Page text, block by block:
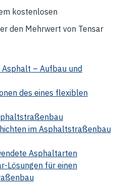
kostenlosen
den Mehrwert von Tensar
– Aufbau und
des eines flexiblen
im Asphaltstraßenbau
Asphaltarten
Lösungen für einen